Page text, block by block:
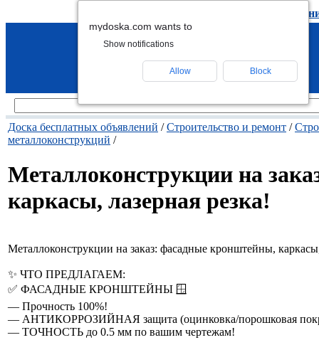
удалить
Доска бесплатных объявлений /Строительство и ремонт /
металлоконструкций /
Металлоконструкции на
каркасы, лазерная резка!
Металлоконструкции на заказ: фасадные кронштейны,
✨ ЧТО ПРЕДЛАГАЕМ:
✅ ФАСАДНЫЕ КРОНШТЕЙНЫ 🪟
— Прочность 100%!
— АНТИКОРРОЗИЙНАЯ защита (оцинковка/порошковая
— ТОЧНОСТЬ до 0.5 мм по вашим чертежам!
mydoska.com wants to
Show notifications
Allow Block